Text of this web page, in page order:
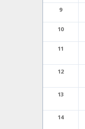
9
10
11
12
13
14